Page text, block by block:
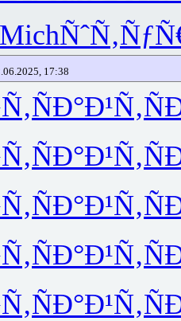
Mich
17:38
ÑÐ°Ð¹Ñ‚
ÑÐ°Ð¹Ñ‚
ÑÐ°Ð¹Ñ‚
ÑÐ°Ð¹Ñ‚
ÑÐ°Ð¹Ñ‚